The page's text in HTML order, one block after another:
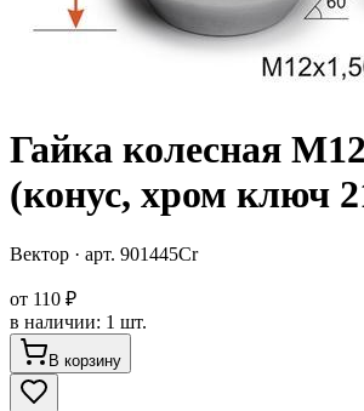
Гайка колесная
(конус, хром ключ
Вектор · арт. 901445Сr
от 110 ₽
в наличии: 1 шт.
В корзину